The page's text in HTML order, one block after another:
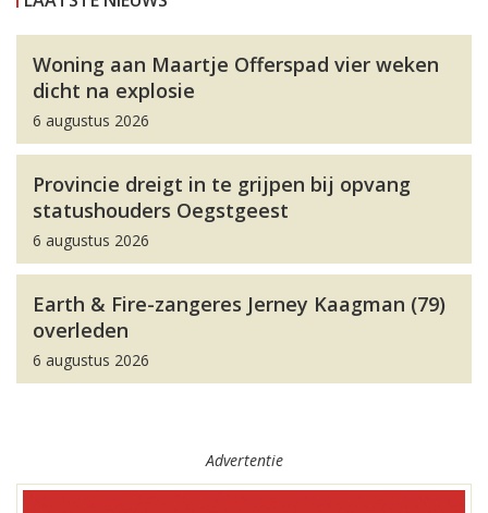
Woning aan Maartje Offerspad vier weken
dicht na explosie
6 augustus 2026
Provincie dreigt in te grijpen bij opvang
statushouders Oegstgeest
6 augustus 2026
Earth & Fire-zangeres Jerney Kaagman (79)
overleden
6 augustus 2026
Advertentie